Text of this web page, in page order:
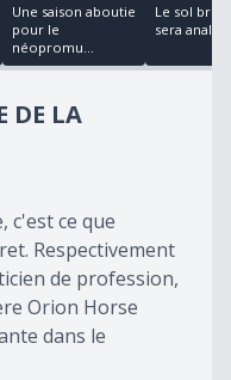
Une saison aboutie
pour le
néopromu...
Le sol
sera
DE LA
c'est ce que
Respectivement
de profession,
Orion Horse
dans le